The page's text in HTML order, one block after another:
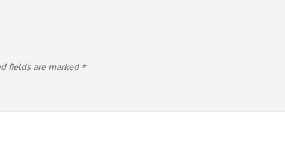
fields are marked *